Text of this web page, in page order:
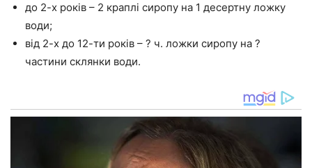
до 2-х років – 2 краплі сиропу на 1 десертну ложку
води;
від 2-х до 12-ти років – ? ч. ложки сиропу на ?
частини склянки води.